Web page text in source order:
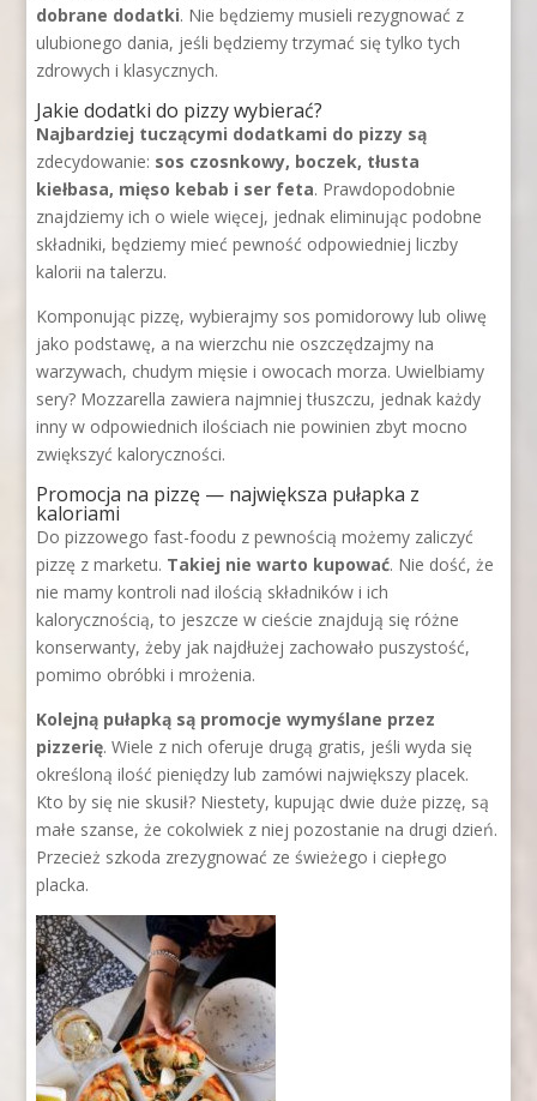
dobrane dodatki. Nie będziemy musieli rezygnować z
ulubionego dania, jeśli będziemy trzymać się tylko tych
zdrowych i klasycznych.
Jakie dodatki do pizzy wybierać?
Najbardziej tuczącymi dodatkami do pizzy są
zdecydowanie: sos czosnkowy, boczek, tłusta
kiełbasa, mięso kebab i ser feta. Prawdopodobnie
znajdziemy ich o wiele więcej, jednak eliminując podobne
składniki, będziemy mieć pewność odpowiedniej liczby
kalorii na talerzu.
Komponując pizzę, wybierajmy sos pomidorowy lub oliwę
jako podstawę, a na wierzchu nie oszczędzajmy na
warzywach, chudym mięsie i owocach morza. Uwielbiamy
sery? Mozzarella zawiera najmniej tłuszczu, jednak każdy
inny w odpowiednich ilościach nie powinien zbyt mocno
zwiększyć kaloryczności.
Promocja na pizzę — największa pułapka z
kaloriami
Do pizzowego fast-foodu z pewnością możemy zaliczyć
pizzę z marketu. Takiej nie warto kupować. Nie dość, że
nie mamy kontroli nad ilością składników i ich
kalorycznością, to jeszcze w cieście znajdują się różne
konserwanty, żeby jak najdłużej zachowało puszystość,
pomimo obróbki i mrożenia.
Kolejną pułapką są promocje wymyślane przez
pizzerię. Wiele z nich oferuje drugą gratis, jeśli wyda się
określoną ilość pieniędzy lub zamówi największy placek.
Kto by się nie skusił? Niestety, kupując dwie duże pizzę, są
małe szanse, że cokolwiek z niej pozostanie na drugi dzień.
Przecież szkoda zrezygnować ze świeżego i ciepłego
placka.